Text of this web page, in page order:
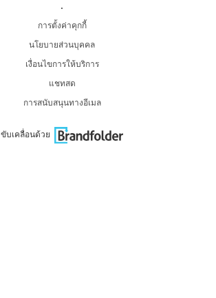
·
การตั้งค่าคุกกี้
นโยบายส่วนบุคคล
เงื่อนไขการให้บริการ
แชทสด
การสนับสนุนทางอีเมล
ขับเคลื่อนด้วย